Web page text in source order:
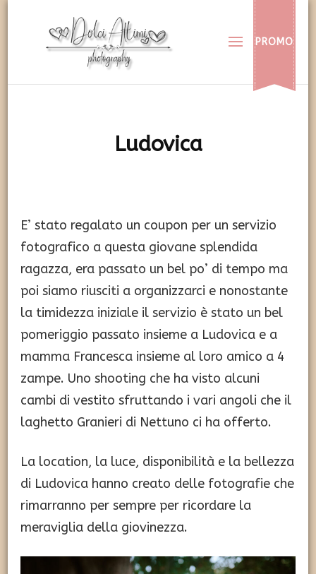
Dolci Attimi
Rendiamo immortali i vostri dolci momenti
PROMO
Ludovica
E’ stato regalato un coupon per un servizio
fotografico a questa giovane splendida
ragazza, era passato un bel po’ di tempo ma
poi siamo riusciti a organizzarci e nonostante
la timidezza iniziale il servizio è stato un bel
pomeriggio passato insieme a Ludovica e a
mamma Francesca insieme al loro amico a 4
zampe. Uno shooting che ha visto alcuni
cambi di vestito sfruttando i vari angoli che il
laghetto Granieri di Nettuno ci ha offerto.
La location, la luce, disponibilità e la bellezza
di Ludovica hanno creato delle fotografie che
rimarranno per sempre per ricordare la
meraviglia della giovinezza.